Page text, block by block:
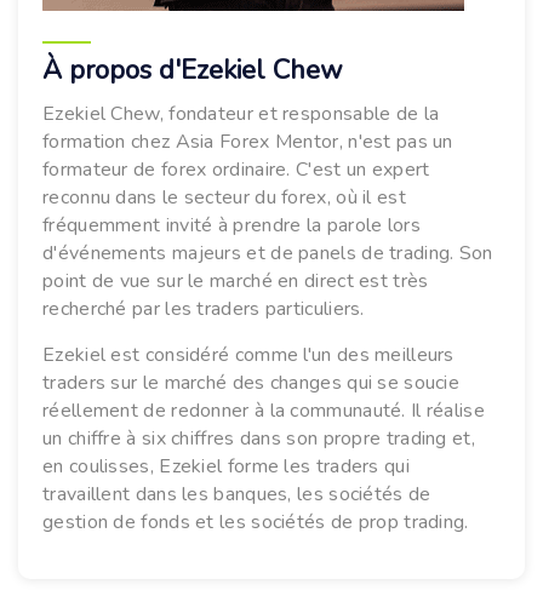
À propos d'Ezekiel Chew
Ezekiel Chew, fondateur et responsable de la
formation chez Asia Forex Mentor, n'est pas un
formateur de forex ordinaire. C'est un expert
reconnu dans le secteur du forex, où il est
fréquemment invité à prendre la parole lors
d'événements majeurs et de panels de trading. Son
point de vue sur le marché en direct est très
recherché par les traders particuliers.
Ezekiel est considéré comme l'un des meilleurs
traders sur le marché des changes qui se soucie
réellement de redonner à la communauté. Il réalise
un chiffre à six chiffres dans son propre trading et,
en coulisses, Ezekiel forme les traders qui
travaillent dans les banques, les sociétés de
gestion de fonds et les sociétés de prop trading.